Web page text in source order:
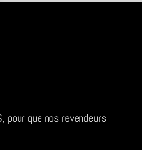
que nos revendeurs